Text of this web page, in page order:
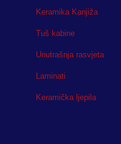
Keramika Kanjiža
Tuš kabine
Unutrašnja rasvjeta
Laminati
Keramička ljepila